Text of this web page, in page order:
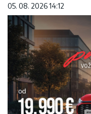
05. 08. 2026 14:12